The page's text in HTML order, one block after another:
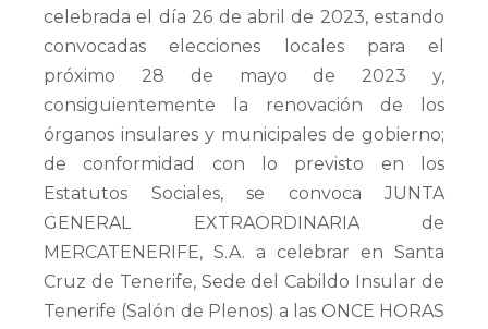
celebrada el día 26 de abril de 2023, estando
convocadas elecciones locales para el
próximo 28 de mayo de 2023 y,
consiguientemente la renovación de los
órganos insulares y municipales de gobierno;
de conformidad con lo previsto en los
Estatutos Sociales, se convoca JUNTA
GENERAL EXTRAORDINARIA de
MERCATENERIFE, S.A. a celebrar en Santa
Cruz de Tenerife, Sede del Cabildo Insular de
Tenerife (Salón de Plenos) a las ONCE HORAS